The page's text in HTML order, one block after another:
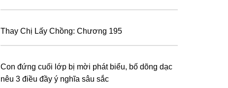
Thay Chị Lấy Chồng: Chương 195
Con đứng cuối lớp bị mời phát biểu, bố dõng dạc
nêu 3 điều đầy ý nghĩa sâu sắc